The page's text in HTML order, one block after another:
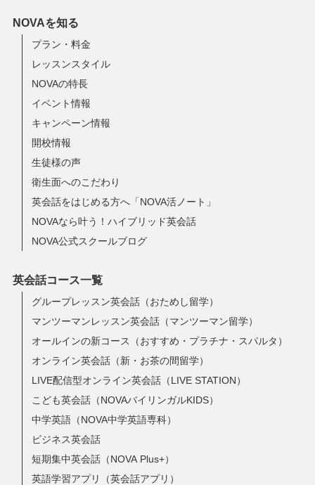
NOVAを知る
プラン・料金
レッスンスタイル
NOVAの特長
イベント情報
キャンペーン情報
開校情報
生徒様の声
衛生面へのこだわり
英会話をはじめる方へ「NOVA活ノート」
NOVAなら叶う！ハイブリッド英会話
NOVA公式スクールブログ
英会話コース一覧
グループレッスン英会話（おためし留学）
マンツーマンレッスン英会話（マンツーマン留学）
オールインの新コース（おすすめ・プラチナ・スパルタ）
オンライン英会話（新・お茶の間留学）
LIVE配信型オンライン英会話（LIVE STATION）
こども英会話（NOVAバイリンガルKIDS）
中学英語（NOVA中学英語専科）
ビジネス英会話
短期集中英会話（NOVA Plus+）
英語学習アプリ（英会話アプリ）